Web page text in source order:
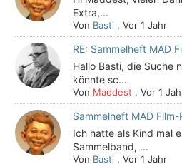
Extra,...
Von Basti ,Vor 1 Jahr
RE: Sammelheft MAD
Hallo Basti, die Suche
könnte sc...
Von Maddest ,Vor 1
Sammelheft MAD
Ich hatte als Kind mal
Sammelband, ...
Von Basti ,Vor 1 Jahr